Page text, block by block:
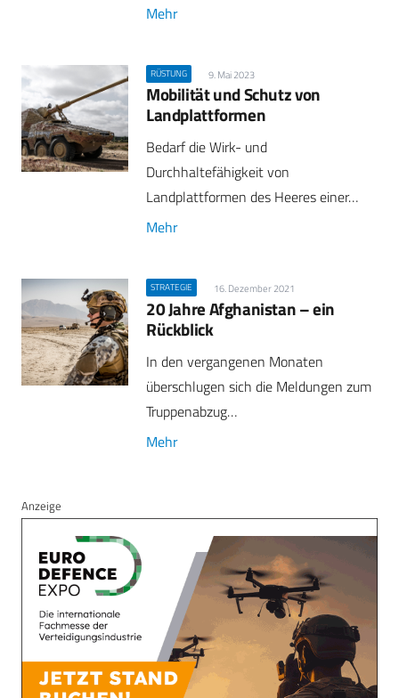
Mehr
RÜSTUNG 9. Mai 2023
Mobilität und Schutz von
Landplattformen
Bedarf die Wirk- und
Durchhaltefähigkeit von
Landplattformen des Heeres einer…
Mehr
STRATEGIE 16. Dezember 2021
20 Jahre Afghanistan – ein
Rückblick
In den vergangenen Monaten
überschlugen sich die Meldungen zum
Truppenabzug…
Mehr
Anzeige